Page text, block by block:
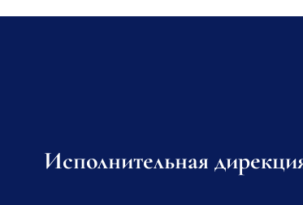
Исполнительная